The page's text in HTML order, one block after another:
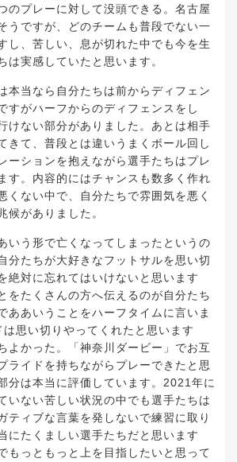
のプレーに対して没頭できる。名古屋
うですが、どのチームも普段でない一
し、苦しい、息が切れた中でも今を生
は実感していたと思います。
本当なら自分たちは前からディフェン
すがハーフからのディフェンスをし
けない部分がありました。あとは相手
きて、普段とは違いうまくボール回し
ーションを抱えながら選手たちはプレ
す。内容的にはチャンスも数多く作れ
くない中で、自分たちで雰囲気を悪く
候がありました。
いう形で亡くなってしまったというの
分たちが大好きなフットサルを思い切
絶対に忘れてはいけないと思います
をたくさんの方へ伝えるのが自分たち
ああいうことをハーフタイムに言いま
は思い切りやってくれたと思います
よかった。「神奈川ダービー」でお互
ライドを持ちながらプレーできたと思
分は本当に評価しています。2021年に
いない苦しい状況の中でも選手たちは
ティブな言葉を発しないで練習に取り
にたくましい選手たちだと思います
もっともっと上を目指したいと思って